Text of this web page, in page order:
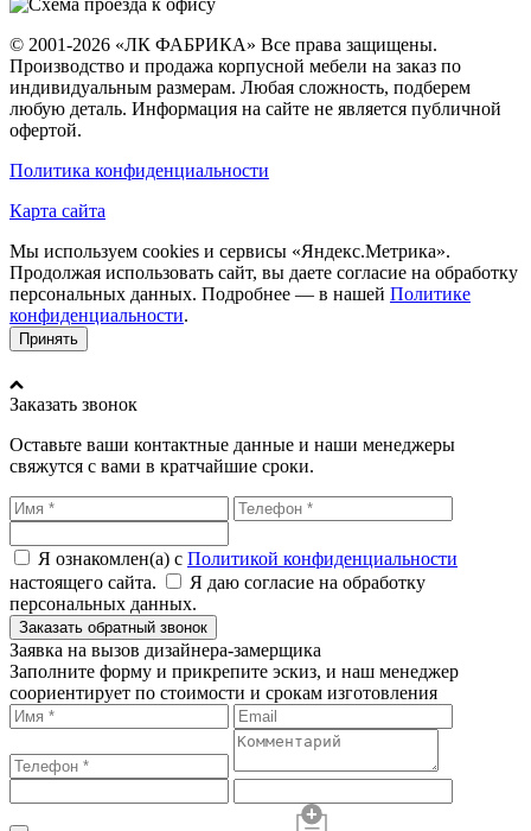
© 2001-2026 «ЛК ФАБРИКА» Все права защищены.
Производство и продажа корпусной мебели на заказ по
индивидуальным размерам. Любая сложность, подберем
любую деталь. Информация на сайте не является публичной
офертой.
Политика конфиденциальности
Карта сайта
Мы используем cookies и сервисы «Яндекс.Метрика».
Продолжая использовать сайт, вы даете согласие на обработку
персональных данных. Подробнее — в нашей Политике
конфиденциальности.
Принять
Заказать звонок
Оставьте ваши контактные данные и наши менеджеры
свяжутся с вами в кратчайшие сроки.
Я ознакомлен(а) с Политикой конфиденциальности
настоящего сайта.
Я даю согласие на обработку
персональных данных.
Заказать обратный звонок
Заявка на вызов дизайнера-замерщика
Заполните форму и прикрепите эскиз, и наш менеджер
соориентирует по стоимости и срокам изготовления